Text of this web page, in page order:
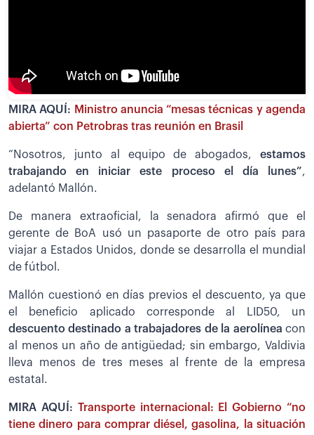
MIRA AQUÍ: Ministro anuncia “mesas técnicas y agenda
abierta” con Petrobras tras reunión en Brasil
“Nosotros, junto al equipo de abogados, estamos
trabajando en iniciar este proceso el día lunes”,
adelantó Mallón.
De manera extraoficial, la senadora afirmó que el
gerente de BoA usó un pasaporte de otro país para
viajar a Estados Unidos, donde se desarrolla el mundial
de fútbol.
Mallón cuestionó en días previos el descuento, ya que
el beneficio aplicado corresponde al LID50, un
descuento destinado a trabajadores de la aerolínea con
al menos un año de antigüedad; sin embargo, Valdivia
lleva menos de tres meses al frente de la empresa
estatal.
MIRA AQUÍ: Transporte internacional: El Gobierno “no
tiene dinero para comprar diésel, gasolina, la situación